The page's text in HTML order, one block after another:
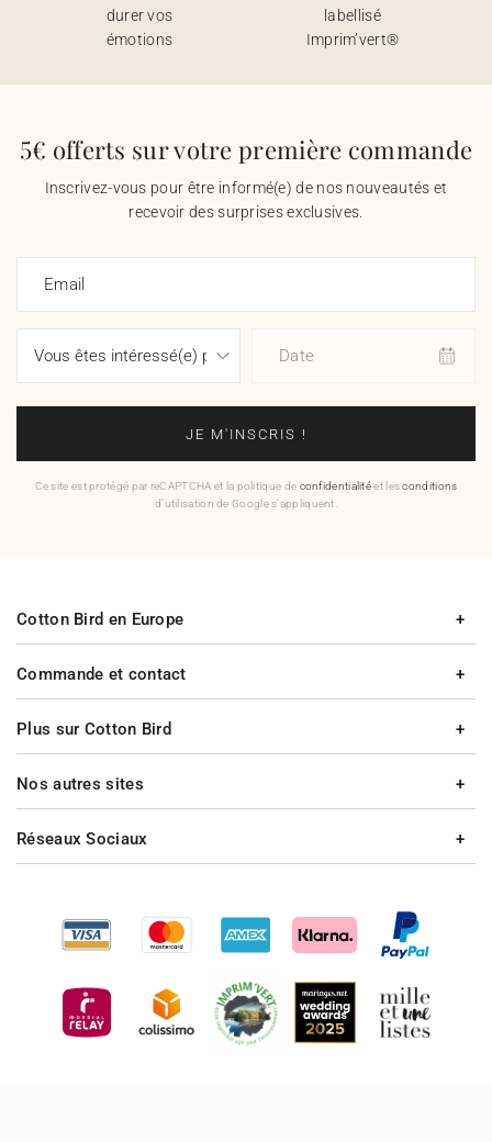
durer vos
émotions
labellisé
Imprim’vert®
5€ offerts sur votre première commande
Inscrivez-vous pour être informé(e) de nos nouveautés et
recevoir des surprises exclusives.
Email
Date
JE M'INSCRIS !
Ce site est protégé par reCAPTCHA et la politique de confidentialitéet lesconditions
d'utilisation de Google s'appliquent.
Commande et contact
Plus sur Cotton Bird
Cotton Bird en Europe
Nos autres sites
Réseaux Sociaux